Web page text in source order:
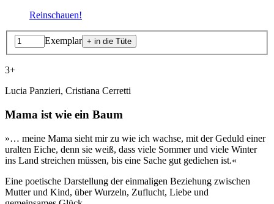
Reinschauen!
Exemplar
3+
Lucia Panzieri, Cristiana Cerretti
Mama ist wie ein Baum
»… meine Mama sieht mir zu wie ich wachse, mit der Geduld einer
uralten Eiche, denn sie weiß, dass viele Sommer und viele Winter
ins Land streichen müssen, bis eine Sache gut gediehen ist.«
Eine poetische Darstellung der einmaligen Beziehung zwischen
Mutter und Kind, über Wurzeln, Zuflucht, Liebe und